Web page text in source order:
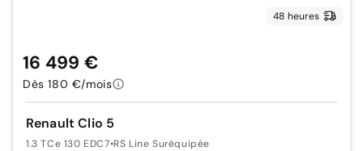
48 heures
Renault Clio 5
1.3 TCe 130 EDC7•RS Line Suréquipée
16 499 €
Dès 180 €/mois